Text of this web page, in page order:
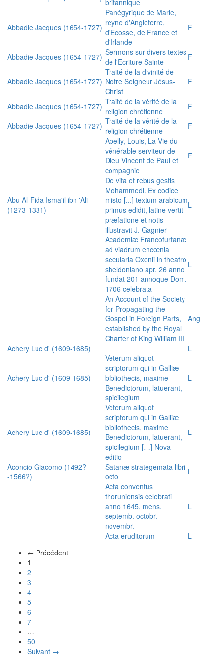
britannique
Abbadie Jacques (1654-1727)
Panégyrique de Marie,
reyne d'Angleterre,
d'Ecosse, de France et
d'Irlande
F
Abbadie Jacques (1654-1727) Sermons sur divers textes
de l'Ecriture Sainte
F
Abbadie Jacques (1654-1727)
Traité de la divinité de
Notre Seigneur Jésus-
Christ
F
Abbadie Jacques (1654-1727) Traité de la vérité de la
religion chrétienne
F
Abbadie Jacques (1654-1727) Traité de la vérité de la
religion chrétienne
F
Abelly, Louis, La Vie du
vénérable serviteur de
Dieu Vincent de Paul et
compagnie
F
Abu Al-Fida Isma'il ibn 'Ali
(1273-1331)
De vita et rebus gestis
Mohammedi. Ex codice
misto [...] textum arabicum
primus edidit, latine vertit,
præfatione et notis
illustravit J. Gagnier
L
Academiæ Francofurtanæ
ad viadrum encœnia
secularia Oxonii in theatro
sheldoniano apr. 26 anno
fundat 201 annoque Dom.
1706 celebrata
L
An Account of the Society
for Propagating the
Gospel in Foreign Parts,
established by the Royal
Charter of King William III
Ang
Achery Luc d' (1609-1685) L
Achery Luc d' (1609-1685)
Veterum aliquot
scriptorum qui in Galliæ
bibliothecis, maxime
Benedictorum, latuerant,
spicilegium
L
Achery Luc d' (1609-1685)
Veterum aliquot
scriptorum qui in Galliæ
bibliothecis, maxime
Benedictorum, latuerant,
spicilegium […] Nova
editio
L
Aconcio Giacomo (1492?
-1566?)
Satanæ strategemata libri
octo
L
Acta conventus
thoruniensis celebrati
anno 1645, mens.
septemb. octobr.
novembr.
L
Acta eruditorum
L
← Précédent
1
2
3
4
5
6
7
…
50
Suivant →